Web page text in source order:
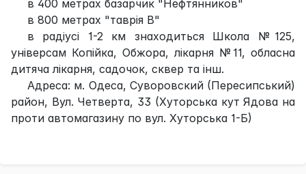
в 400 метрах базарчик "Нефтянников"
в 800 метрах "таврія В"
в радіусі 1-2 км знаходиться Школа №125,
універсам Копійка, Обжора, лікарня №11, обласна
дитяча лікарня, садочок, сквер та інш.
Адреса: м. Одеса, Суворовский (Пересипський)
район, Вул. Четверта, 33 (Хуторська кут Ядова на
проти автомагазину по вул. Хуторська 1-Б)